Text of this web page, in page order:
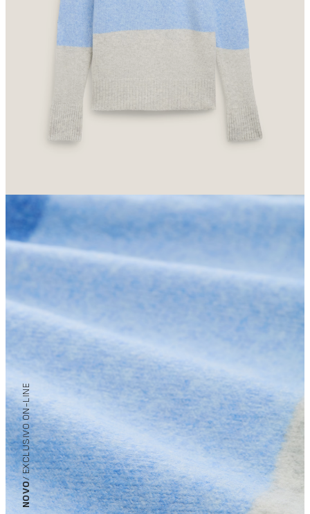
NOVO
/ EXCLUSIVO ON-LINE